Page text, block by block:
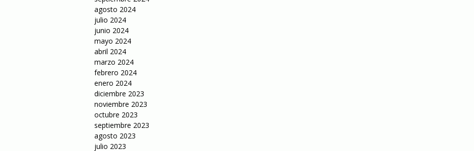
agosto 2024
julio 2024
junio 2024
mayo 2024
abril 2024
marzo 2024
febrero 2024
enero 2024
diciembre 2023
noviembre 2023
octubre 2023
septiembre 2023
agosto 2023
julio 2023